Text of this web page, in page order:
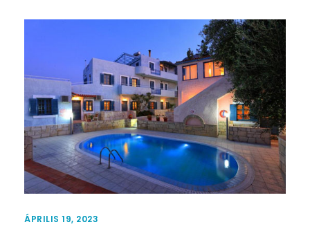
ÁPRILIS 19, 2023